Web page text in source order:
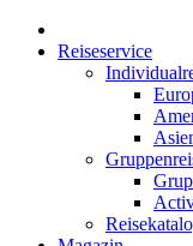
Reiseservice